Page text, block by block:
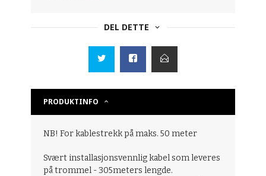
DEL DETTE
PRODUKTINFO
NB! For kablestrekk på maks. 50 meter
Svært installasjonsvennlig kabel som leveres
på trommel - 305meters lengde.